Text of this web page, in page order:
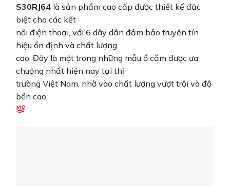
S30RJ64 là sản phẩm cao cấp được thiết kế đặc
biệt cho các kết
nối điện thoại, với 6 dây dẫn đảm bảo truyền tín
hiệu ổn định và chất lượng
cao. Đây là một trong những mẫu ổ cắm được ưa
chuộng nhất hiện nay tại thị
trường Việt Nam, nhờ vào chất lượng vượt trội và độ
bền cao.